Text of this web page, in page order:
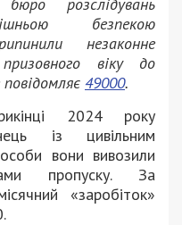
безпекою
незаконне
призовного віку до
49000.
2024 року
із цивільним
вони вивозили
пропуску. За
«заробіток»